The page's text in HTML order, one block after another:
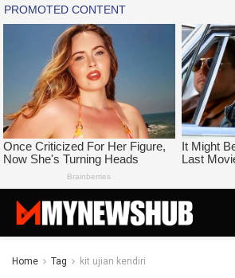
Home Tag kit ujian kendiri